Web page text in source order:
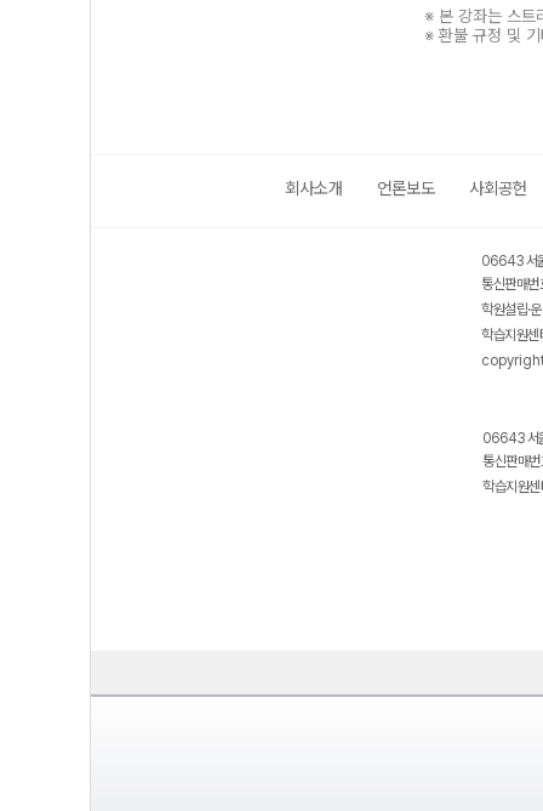
※ 본 강좌는 스트
※ 환불 규정 및
회사소개 언론보도 사회공헌
06643 서
통신판매
학원설립·
학습지원
06643 서
통신판매
학습지원